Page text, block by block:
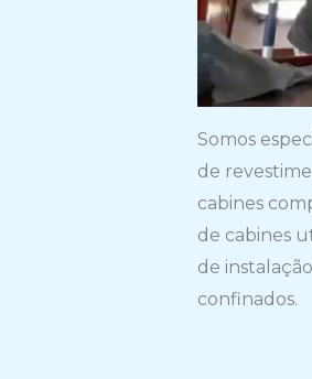
Somos
de
cabines
de cabines
de
confinados.